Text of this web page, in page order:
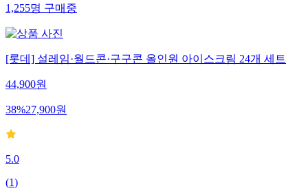
1,255명구매중
[롯데] 설레임·월드콘·구구콘 올인원 아이스크림 24개 세트
44,900원
38%27,900원
5.0
(1)